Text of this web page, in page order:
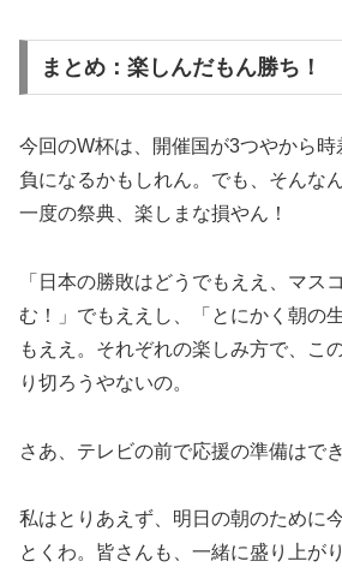
まとめ：楽しんだもん勝ち！
今回のW杯は、開催国が3つやから
負になるかもしれん。でも、そんな
一度の祭典、楽しまな損やん！
「日本の勝敗はどうでもええ、マス
む！」でもええし、「とにかく朝の
もええ。それぞれの楽しみ方で、こ
り切ろうやないの。
さあ、テレビの前で応援の準備はで
私はとりあえず、明日の朝のために
とくわ。皆さんも、一緒に盛り上が